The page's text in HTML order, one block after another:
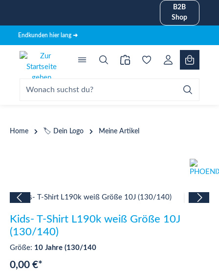
B2B
Shop
Endkunden hier lang ➜
Home 🏷️ Dein Logo Meine Artikel
Bildergalerie überspringen
Kids- T-Shirt L190k weiß Größe 10J
(130/140)
Größe: 10 Jahre (130/140
0,00 €*